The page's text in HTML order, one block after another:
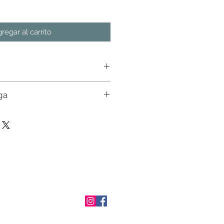
al carrito
con nuestros ejecutivos. Env�o a